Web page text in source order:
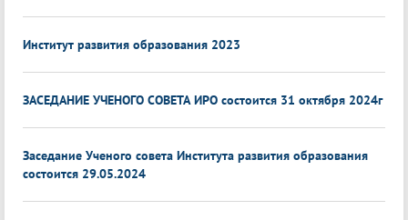
Институт развития образования 2023
ЗАСЕДАНИЕ УЧЕНОГО СОВЕТА ИРО состоится 31 октября 2024г
Заседание Ученого совета Института развития образования
состоится 29.05.2024